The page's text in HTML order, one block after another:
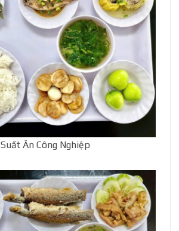
Suất Ăn Công Nghiệp